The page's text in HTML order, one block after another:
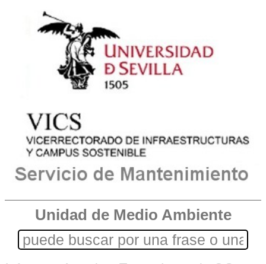
Unidad de Medio Ambiente